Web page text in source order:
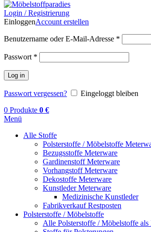
Login / Registrierung
EinloggenAccount erstellen
Benutzername oder E-Mail-Adresse *
Passwort *
Log in
Passwort vergessen?
Eingeloggt bleiben
0 Produkte 0 €
Menü
Alle Stoffe
Polsterstoffe / Möbelstoffe
Bezugsstoffe Meterware
Gardinenstoff Meterware
Vorhangstoff Meterware
Dekostoffe Meterware
Kunstleder Meterware
Medizinische Kunstleder
Fabrikverkauf Restposten
Polsterstoffe / Möbelstoffe
Alle Polsterstoffe / Möbelstoffe als